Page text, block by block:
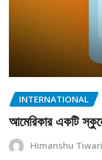
INTERNATIONAL
আমেরিকার একটি
Himanshu Tiwari